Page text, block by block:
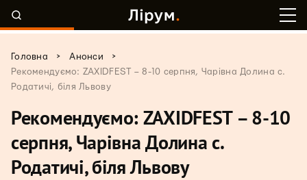
Головна > Анонси
>
Рекомендуємо: ZAXIDFEST – 8-10 серпня, Чарівна Долина с.
Родатичі, біля Львову
Рекомендуємо: ZAXIDFEST – 8-10
серпня, Чарівна Долина с.
Родатичі, біля Львову